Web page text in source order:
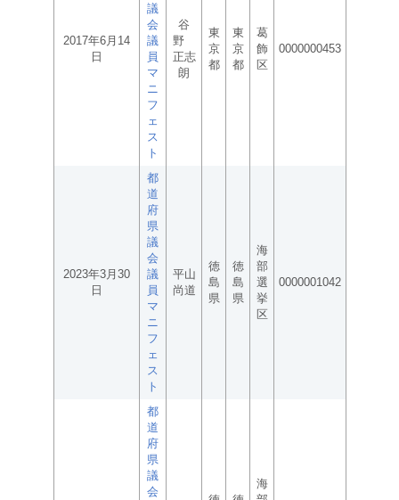
2017年6月14
日
議
会
議
員
マ
ニ
フ
ェ
ス
ト
谷
野
正志
朗
東
京
都
東
京
都
葛
飾
区
0000000453
2023年3月30
日
都
道
府
県
議
会
議
員
マ
ニ
フ
ェ
ス
ト
平山
尚道
徳
島
県
徳
島
県
海
部
選
挙
区
0000001042
都
道
府
県
議
会
海